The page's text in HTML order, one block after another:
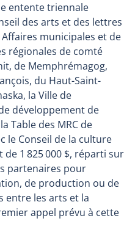
entente triennale
des arts et des lettres
municipales et de
régionales de comté
de Memphrémagog,
du Haut-Saint-
la Ville de
développement de
Table des MRC de
le Conseil de la culture
de 1 825 000 $, réparti sur
partenaires pour
de production ou de
entre les arts et la
appel prévu à cette